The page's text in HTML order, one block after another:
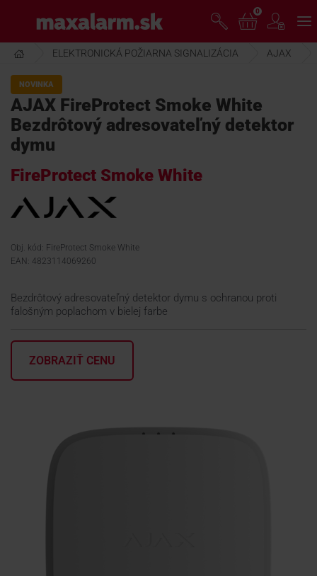
hlavnému
obsahu
www.maxalarm.sk
AKCIA MESIACA
SPOLOČNOSŤ
ŠKOLENIE
PODPORA
KONTAKTY
0
ELEKTRONICKÁ POŽIARNA SIGNALIZÁCIA AJAX
NOVINKA
AJAX FireProtect Smoke White
Bezdrôtový adresovateľný detektor
dymu
FireProtect Smoke White
Obj. kód: FireProtect Smoke White
EAN: 4823114069260
Bezdrôtový adresovateľný detektor dymu s ochranou proti
falošným poplachom v bielej farbe
ZOBRAZIŤ CENU